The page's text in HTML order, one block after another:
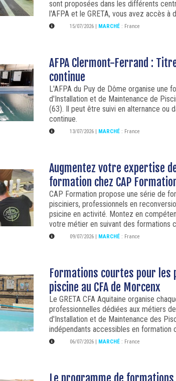
sont proposées dans les différents
l'AFPA et le GRETA, vous avez accès
15/07/2026 MARCHÉ : France
AFPA Clermont-Ferrand :
continue
L'AFPA du Puy de Dôme organise une
d'Installation et de Maintenance de
(63). Il peut être suivi en alternance ou
continue.
13/07/2026 MARCHÉ : France
Augmentez votre expertise
formation chez CAP
CAP Formation propose une série de
pisciniers, professionnels en
psicine en activité. Montez en
votre métier en suivant des formations
09/07/2026 MARCHÉ : France
Formations courtes pour les
piscine au CFA de Morcenx
Le GRETA CFA Aquitaine organise
professionnelles dédiées aux métiers
d'Installation et de Maintenance des
indépendants accessibles en formation
06/07/2026 MARCHÉ : France